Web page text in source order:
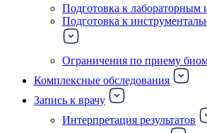
Подготовка к лабораторным
Подготовка к
Ограничения по приему
Комплексные обследования
Запись к врачу
Интерпретация результатов